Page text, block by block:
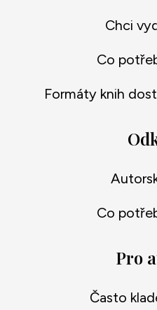
Chci
Co
Formáty knih
Co
Pro
Často